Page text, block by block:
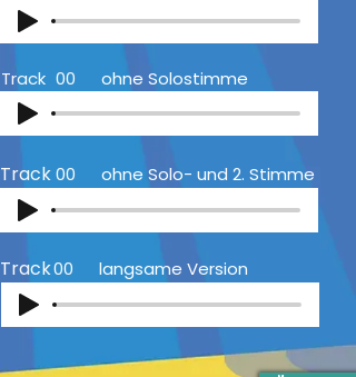
Track 00 ohne Solostimme
Track00 ohne Solo- und 2. Stimme
Track00 langsame Version